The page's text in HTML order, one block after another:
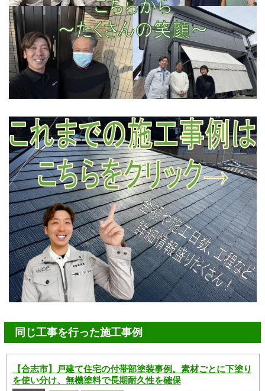
同じ工事を行った施工事例
【合志市】戸建て住宅の付帯部塗装事例。素材ごとに下塗り
を使い分け、無機塗料で長期耐久性を確保